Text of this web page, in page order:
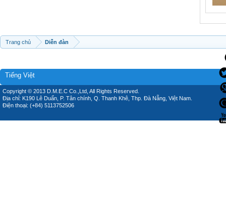
Trang chủ Diễn đàn
Tiếng Việt
Copyright © 2013 D.M.E.C Co.,Ltd, All Rights Reserved.
Địa chỉ: K190 Lê Duẩn, P. Tân chính, Q. Thanh Khê, Thp. Đà Nẵng, Việt Nam.
Điện thoại: (+84) 5113752506